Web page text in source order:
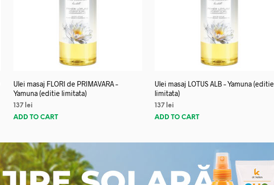
Ulei masaj FLORI de PRIMAVARA –
Yamuna (editie limitata)
137 lei
ADD TO CART
Ulei masaj LOTUS ALB – Yamuna (editie
limitata)
137 lei
ADD TO CART